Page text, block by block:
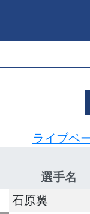
ライブペ
選手名
石原翼